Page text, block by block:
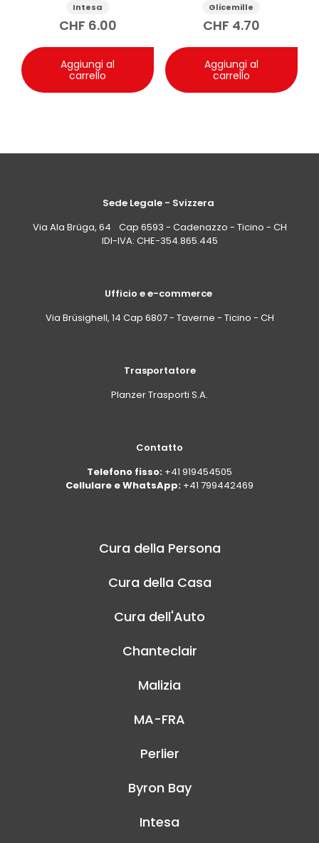
Intesa
CHF 6.00
Aggiungi al
carrello
Glicemille
CHF 4.70
Aggiungi al
carrello
Sede Legale - Svizzera
Via Ala Brüga, 64 Cap 6593 - Cadenazzo - Ticino - CH
IDI-IVA: CHE-354.865.445
Ufficio e e-commerce
Via Brüsighell, 14 Cap 6807 - Taverne - Ticino - CH
Trasportatore
Planzer Trasporti S.A.
Contatto
Telefono fisso: +41 919454505
Cellulare e WhatsApp: +41 799442469
Cura della Persona
Cura della Casa
Cura dell'Auto
Chanteclair
Malizia
MA-FRA
Perlier
Byron Bay
Intesa